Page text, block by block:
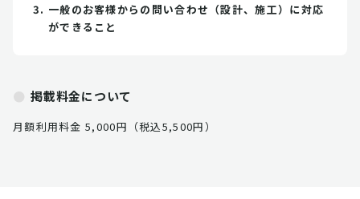
一般のお客様からの問い合わせ（設計、施工）に対応
ができること
掲載料金について
月額利用料金 5,000円（税込5,500円）